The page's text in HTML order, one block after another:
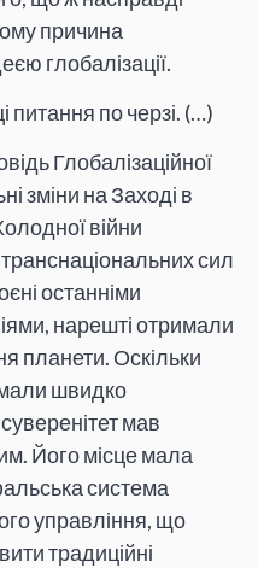
причина
глобалізації.
питання по черзі. (…)
Глобалізаційної
зміни на Заході в
війни
сил
останніми
нарешті отримали
планети. Оскільки
мали швидко
мав
Його місце мала
система
управління, що
традиційні